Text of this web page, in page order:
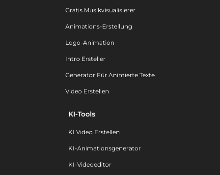
Gratis Musikvisualisierer
Animations-Erstellung
Logo-Animation
Intro Ersteller
Generator Für Animierte Texte
Video Erstellen
KI-Tools
KI Video Erstellen
KI-Animationsgenerator
KI-Videoeditor